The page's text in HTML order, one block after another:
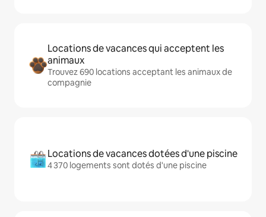
Locations de vacances qui acceptent les
animaux
Trouvez 690 locations acceptant les animaux de
compagnie
Locations de vacances dotées d'une piscine
4 370 logements sont dotés d'une piscine